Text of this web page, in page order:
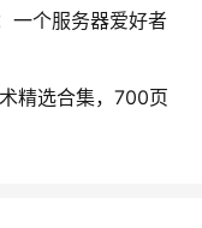
一个服务器爱好者
精选合集，700页